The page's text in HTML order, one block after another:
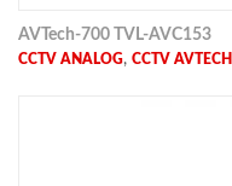
AVTech-700 TVL-AVC153
CCTV ANALOG, CCTV AVTECH